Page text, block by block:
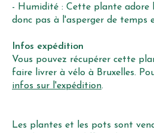
- Humidité : Cette plante adore
donc pas à l'asperger de temps
Infos expédition
Vous pouvez récupérer cette
faire livrer à vélo à Bruxelles.
infos sur l'expédition.
Les plantes et les pots sont